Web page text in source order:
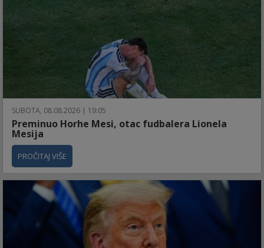
SUBOTA, 08.08.2026 | 19:05
Preminuo Horhe Mesi, otac fudbalera Lionela
Mesija
PROČITAJ VIŠE